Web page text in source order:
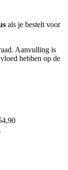
als je bestelt voor
Aanvulling is
hebben op de